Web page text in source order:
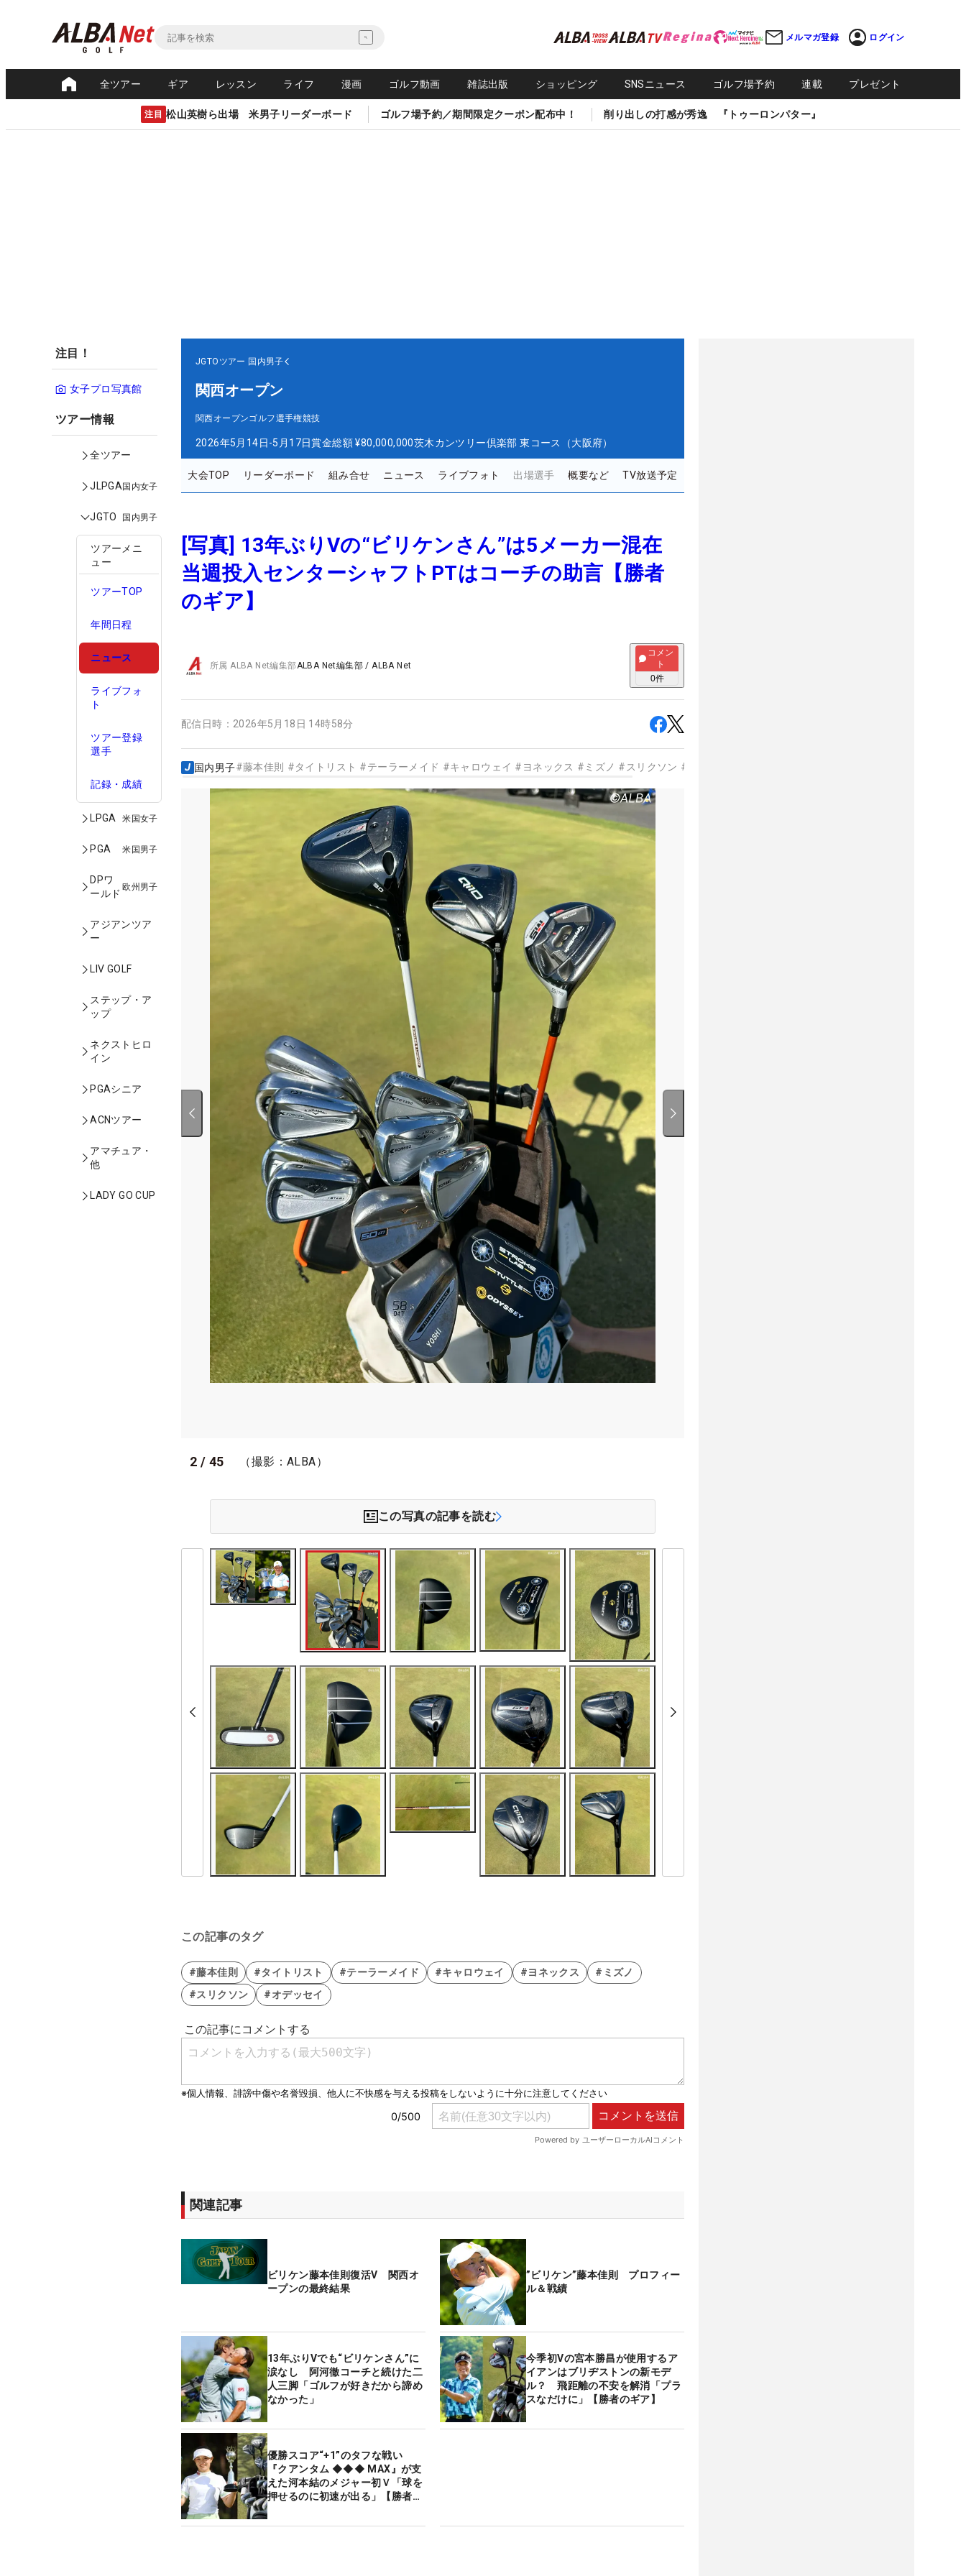
メルマガ登録 ログイン
全ツアー ギア レッスン ライフ 漫画 ゴルフ動画 雑誌出版 ショッピング SNSニュース ゴルフ場予約 連載 プレゼント
注目 松山英樹ら出場 米男子リーダーボード ゴルフ場予約／期間限定クーポン配布中！ 削り出しの打感が秀逸 『トゥーロンパター』
注目！
女子プロ写真館
ツアー情報
全ツアー
JLPGA国内女子
JGTO 国内男子
ツアーメニ
ュー
ツアーTOP
年間日程
ニュース
ライブフォ
ト
ツアー登録
選手
記録・成績
LPGA 米国女子
PGA 米国男子
DPワ
ールド
欧州男子
アジアンツア
ー
LIV GOLF
ステップ・ア
ップ
ネクストヒロ
イン
PGAシニア
ACNツアー
アマチュア・
他
LADY GO CUP
JGTOツアー 国内男子
関西オープン
関西オープンゴルフ選手権競技
2026年5月14日-5月17日賞金総額 ¥80,000,000茨木カンツリー倶楽部 東コース（大阪府）
大会TOP リーダーボード 組み合せ ニュース ライブフォト 出場選手 概要など TV放送予定
[写真] 13年ぶりVの“ビリケンさん”は5メーカー混在
当週投入センターシャフトPTはコーチの助言【勝者
のギア】
所属ALBA Net編集部ALBA Net編集部 /ALBA Net
コメン
ト
0件
配信日時： 2026年5月18日 14時58分
国内男子#藤本佳則 #タイトリスト #テーラーメイド #キャロウェイ # ヨネックス # ミズノ # スリクソン #
2 / 45 （撮影：ALBA）
この写真の記事を読む
この記事のタグ
#藤本佳則 #タイトリスト #テーラーメイド #キャロウェイ #ヨネックス
#ミズノ
#スリクソン
#オデッセイ
関連記事
ビリケン藤本佳則復活V 関西オ
ープンの最終結果
”ビリケン”藤本佳則 プロフィー
ル＆戦績
13年ぶりVでも“ビリケンさん”に
涙なし 阿河徹コーチと続けた二
人三脚「ゴルフが好きだから諦め
なかった」
今季初Vの宮本勝昌が使用するア
イアンはブリヂストンの新モデ
ル？ 飛距離の不安を解消「プラ
スなだけに」【勝者のギア】
優勝スコア“+1”のタフな戦い
『クアンタム ◆◆◆ MAX』が支
えた河本結のメジャー初Ｖ「球を
押せるのに初速が出る」【勝者の